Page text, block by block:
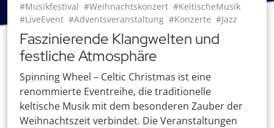
#Musikfestival #Weihnachtskonzert #KeltischeMusik
#LiveEvent #Adventsveranstaltung #Konzerte #Jazz
Faszinierende Klangwelten und
festliche Atmosphäre
Spinning Wheel – Celtic Christmas ist eine
renommierte Eventreihe, die traditionelle
keltische Musik mit dem besonderen Zauber der
Weihnachtszeit verbindet. Die Veranstaltungen